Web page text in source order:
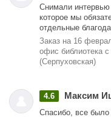
Снимали
которое мы
отдельные
Заказ на 16
офис библиотека
(Серпуховская)
4.6 Максим
Спасибо, все было